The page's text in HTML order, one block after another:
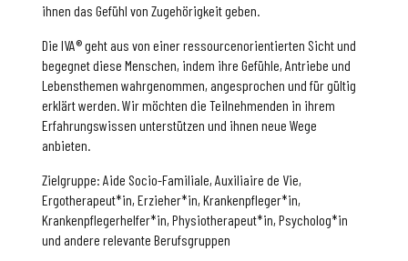
ihnen das Gefühl von Zugehörigkeit geben.
Die IVA® geht aus von einer ressourcenorientierten Sicht und
begegnet diese Menschen, indem ihre Gefühle, Antriebe und
Lebensthemen wahrgenommen, angesprochen und für gültig
erklärt werden. Wir möchten die Teilnehmenden in ihrem
Erfahrungswissen unterstützen und ihnen neue Wege
anbieten.
Zielgruppe: Aide Socio-Familiale, Auxiliaire de Vie,
Ergotherapeut*in, Erzieher*in, Krankenpfleger*in,
Krankenpflegerhelfer*in, Physiotherapeut*in, Psycholog*in
und andere relevante Berufsgruppen